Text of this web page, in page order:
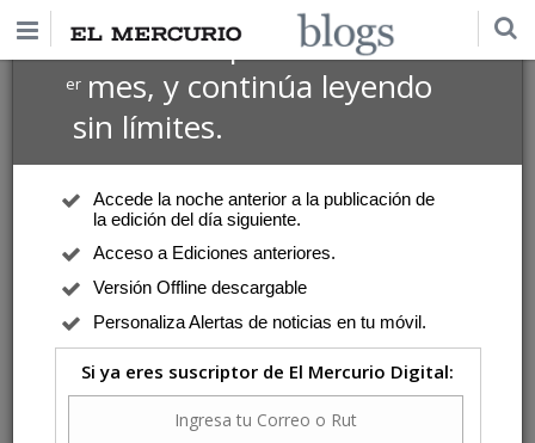
Suscríbete por $1 USD
ermes, y continúa leyendo
sin límites.
Accede la noche anterior a la publicación de
la edición del día siguiente.
Acceso a Ediciones anteriores.
Versión Offline descargable
Personaliza Alertas de noticias en tu móvil.
Si ya eres suscriptor de El Mercurio Digital: